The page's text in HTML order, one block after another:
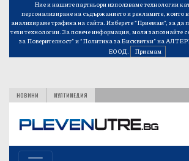
Ние и нашите партньори използваме технологии
персонализиране на съдържанието и рекламите, които
анализираме трафика на сайта. Изберете “Приемам”, за да
тези технологии. За повече информация, моля запознайте
за Поверителност”и“Политика за Бисквитки”на
ЕООД.
Приемам
НОВИНИ МУЛТИМЕДИЯ